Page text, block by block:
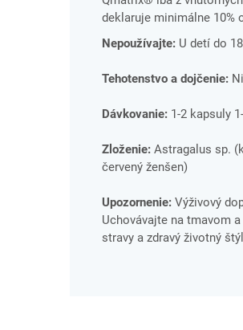
deklaruje minimálne 10%
Nepoužívajte: U detí do
Tehotenstvo a dojčenie:
Dávkovanie: 1-2 kapsuly
Zloženie: Astragalus sp.
červený ženšen)
Upozornenie: Výživový
Uchovávajte na tmavom
stravy a zdravý životný